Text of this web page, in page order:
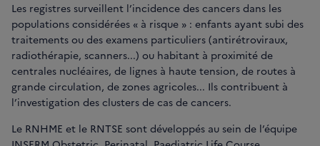
Les registres surveillent l’incidence des cancers dans les
populations considérées « à risque » : enfants ayant subi des
traitements ou des examens particuliers (antirétroviraux,
radiothérapie, scanners...) ou habitant à proximité de
centrales nucléaires, de lignes à haute tension, de routes à
grande circulation, de zones agricoles... Ils contribuent à
l’investigation des clusters de cas de cancers.
Le RNHME et le RNTSE sont développés au sein de l’équipe